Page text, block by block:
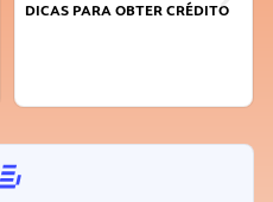
DICAS PARA OBTER CRÉDITO